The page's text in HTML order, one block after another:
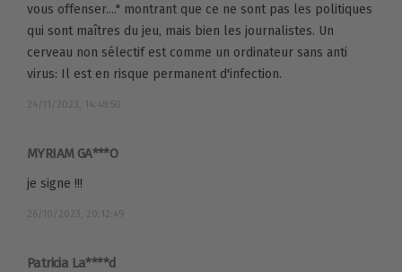
vous offenser...." montrant que ce ne sont pas les politiques
qui sont maîtres du jeu, mais bien les journalistes. Un
cerveau non sélectif est comme un ordinateur sans anti
virus: Il est en risque permanent d'infection.
24/11/2023, 14:48:50
MYRIAM GA***O
je signe !!!
26/10/2023, 20:12:49
Patricia La****d